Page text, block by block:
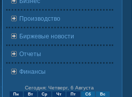
Производство
Биржевые новости
Отчеты
Финансы
Сегодня: Четверг, 6 Августа
Пн Вт Ср Чт Пт Сб Вс